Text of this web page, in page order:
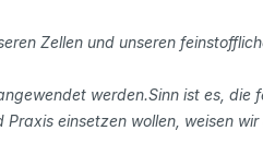
Zellen und unseren
werden.Sinn ist es, die
einsetzen wollen, weisen